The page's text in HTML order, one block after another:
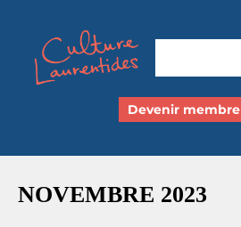
Devenir membre
NOVEMBRE 2023